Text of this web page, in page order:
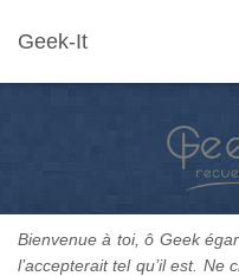
Geek-It
Bienvenue à toi, ô Geek
l’accepterait tel qu’il est.